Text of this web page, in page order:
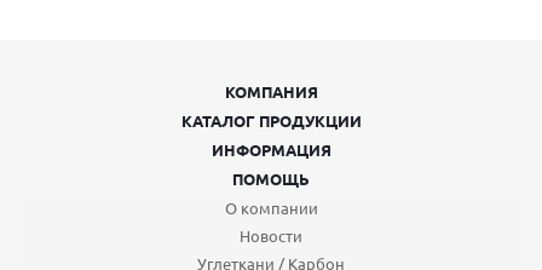
КОМПАНИЯ
КАТАЛОГ ПРОДУКЦИИ
ИНФОРМАЦИЯ
ПОМОЩЬ
О компании
Новости
Углеткани / Карбон